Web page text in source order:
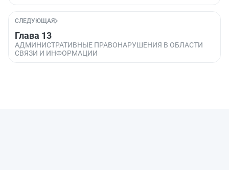
СЛЕДУЮЩАЯ
Глава 13
АДМИНИСТРАТИВНЫЕ ПРАВОНАРУШЕНИЯ В ОБЛАСТИ
СВЯЗИ И ИНФОРМАЦИИ